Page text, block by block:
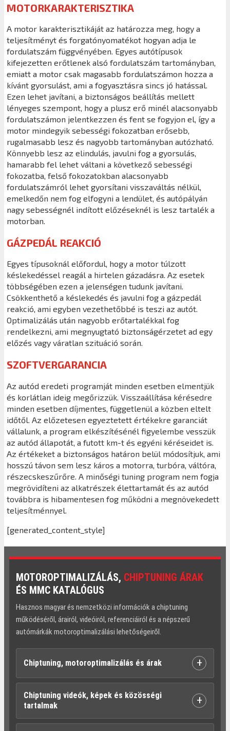
MOTORKARAKTERISZTIKA
A motor karakterisztikáját az határozza meg, hogy a
teljesítményt és forgatónyomatékot hogyan adja le
fordulatszám függvényében. Egyes autótípusok
kifejezetten erőtlenek alsó fordulatszám tartományban,
emiatt a motor csak magasabb fordulatszámon hozza a
kívánt gyorsulást, ami a fogyasztásra sincs jó hatással.
Ezen lehet javítani, a biztonságos beállítás mellett
lényeges szempont, hogy a plusz erő minél alacsonyabb
fordulatszámon jelentkezzen és fent se fogyjon el, így a
motor mindegyik sebességi fokozatban erősebb,
rugalmasabb lesz és nagyobb tartományban autózható.
Könnyebb lesz az elindulás, javulni fog a gyorsulás,
hamarabb fel lehet váltani a következő sebességi
fokozatba, felső fokozatokban alacsonyabb
fordulatszámról lehet gyorsítani visszaváltás nélkül,
emelkedőn nem fog elfogyni a lendület, és autópályán
nagy sebességnél indított előzéseknél is lesz tartalék a
motorban.
GÁZPEDÁL REAKCIÓ
Egyes típusoknál előfordul, hogy a motor túlzott
késlekedéssel reagál a hirtelen gázadásra. Az esetek
többségében ezen a jelenségen tudunk javítani.
Csökkenthető a késlekedés és javulni fog a gázpedál
reakció, ami egyben vezethetőbbé is teszi az autót.
Optimalizálás után nagyobb erőtartalékkal fog
rendelkezni, ami megnyugtató biztonságérzetet ad egy
előzés vagy váratlan szituáció során.
SZOFTVERGARANCIA
Az autód eredeti programját minden esetben elmentjük
és korlátlan ideig megőrizzük. Visszaállítása kérésedre
minden esetben díjmentes, függetlenül a közben eltelt
időtől. Az előzetesen egyeztetett értékekre garanciát
vállalunk, a program elkészítésénél figyelembe vesszük
az autód állapotát, a futott km-t és egyéni kéréseidet is.
Az értékeket a biztonságos határon belül módosítjuk, ami
hosszú távon sem lesz káros a motorra, turbóra, váltóra,
részecskeszűrőre. A minőségi tuning program nem fogja
megrövidíteni az alkatrészek élettartamát és az autód
továbbra is hibamentesen fog működni a megnövekedett
teljesítménnyel.
[generated_content_style]
MOTOROPTIMALIZÁLÁS, CHIPTUNING ÁRAK
ÉS MMC KATALÓGUS
Hasznos magyar és nemzetközi információk a chiptuning
működéséről, árairól, videóiról, referenciáiról és a népszerű
autómárkák motoroptimalizálási lehetőségeiről.
Chiptuning, motoroptimalizálás és árak +
Chiptuning videók, képek és közösségi
tartalmak
+